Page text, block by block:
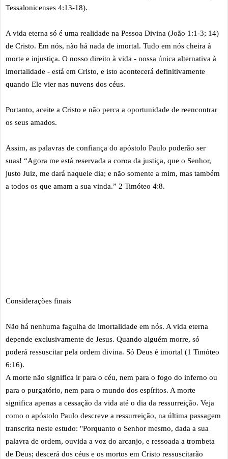
Tessalonicenses 4:13-18).
A vida eterna só é uma realidade na Pessoa Divina (João 1:1-3; 14)
de Cristo. Em nós, não há nada de imortal. Tudo em nós cheira à
morte e injustiça. O nosso direito à vida - nossa única alternativa à
imortalidade - está em Cristo, e isto acontecerá definitivamente
quando Ele vier nas nuvens dos céus.
Portanto, aceite a Cristo e não perca a oportunidade de reencontrar
os seus amados.
Assim, as palavras de confiança do apóstolo Paulo poderão ser
suas! “Agora me está reservada a coroa da justiça, que o Senhor,
justo Juiz, me dará naquele dia; e não somente a mim, mas também
a todos os que amam a sua vinda.” 2 Timóteo 4:8.
Considerações finais
Não há nenhuma fagulha de imortalidade em nós. A vida eterna
depende exclusivamente de Jesus. Quando alguém morre, só
poderá ressuscitar pela ordem divina. Só Deus é imortal (1 Timóteo
6:16).
A morte não significa ir para o céu, nem para o fogo do inferno ou
para o purgatório, nem para o mundo dos espíritos. A morte
significa apenas a cessação da vida até o dia da ressurreição. Veja
como o apóstolo Paulo descreve a ressurreição, na última passagem
transcrita neste estudo: "Porquanto o Senhor mesmo, dada a sua
palavra de ordem, ouvida a voz do arcanjo, e ressoada a trombeta
de Deus; descerá dos céus e os mortos em Cristo ressuscitarão